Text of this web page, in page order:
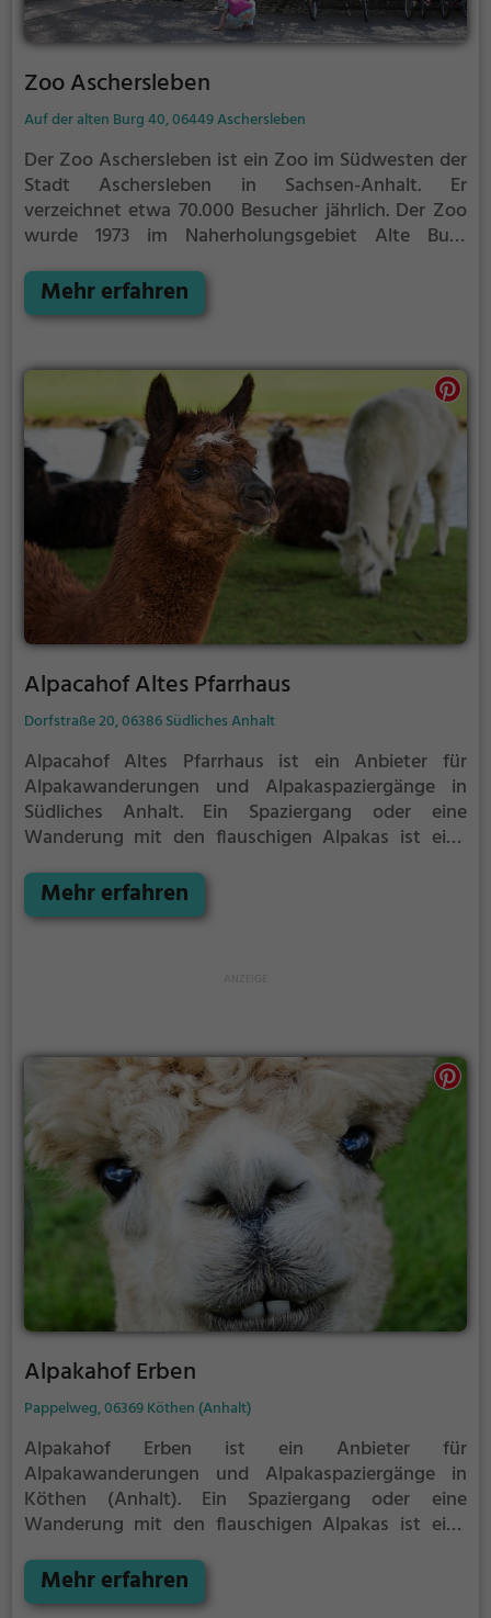
Zoo Aschersleben
Auf der alten Burg 40, 06449 Aschersleben
Der Zoo Aschersleben ist ein Zoo im Südwesten der
Stadt Aschersleben in Sachsen-Anhalt. Er
verzeichnet etwa 70.000 Besucher jährlich. Der Zoo
wurde 1973 im Naherholungsgebiet Alte Burg
Gelände des Zoos umfasst ca. 10 Hektar und
umschließt auch die letzten Überreste der Burg
die im Zoo gehaltenen Uhus dienen.
Mehr erfahren
Alpacahof Altes Pfarrhaus
Dorfstraße 20, 06386 Südliches Anhalt
Alpacahof Altes Pfarrhaus ist ein Anbieter für
Alpakawanderungen und Alpakaspaziergänge in
Südliches Anhalt. Ein Spaziergang oder eine
Wanderung mit den flauschigen Alpakas ist eine
Ausflug mit der Familie. Die kuscheligen Tiere
strahlen eine unheimliche Ruhe aus und werden
Mehr erfahren
Alpakahof Erben
Pappelweg, 06369 Köthen (Anhalt)
Alpakahof Erben ist ein Anbieter für
Alpakawanderungen und Alpakaspaziergänge in
Köthen (Anhalt). Ein Spaziergang oder eine
Wanderung mit den flauschigen Alpakas ist eine
Ausflug mit der Familie. Die kuscheligen Tiere
strahlen eine unheimliche Ruhe aus und werden
Mehr erfahren